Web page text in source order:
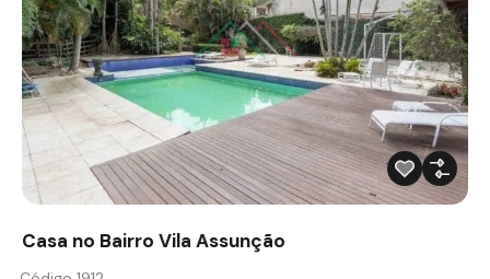
Casa no Bairro Vila Assunção